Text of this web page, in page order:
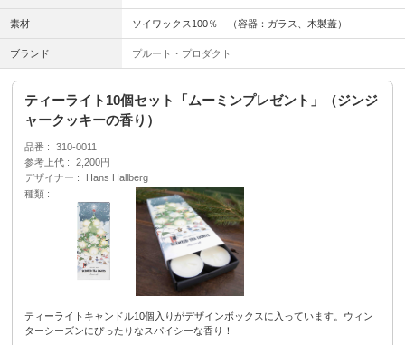
素材 ソイワックス100％ （容器：ガラス、木製蓋）
ブランド プルート・プロダクト
ティーライト10個セット「ムーミンプレゼント」（ジンジ
ャークッキーの香り）
品番
310-0011
参考上代
2,200円
デザイナー
Hans Hallberg
種類
ティーライトキャンドル10個入りがデザインボックスに入っています。ウィン
ターシーズンにぴったりなスパイシーな香り！